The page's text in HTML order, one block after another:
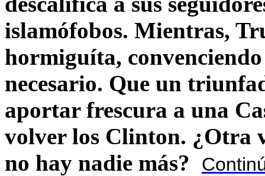
islamófobos. Mientras,
hormiguíta,
necesario. Que un
aportar frescura a una
volver los Clinton. ¿Otra
no hay nadie más?